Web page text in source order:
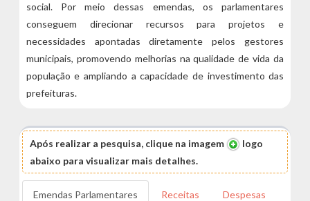
social. Por meio dessas emendas, os parlamentares
conseguem direcionar recursos para projetos e
necessidades apontadas diretamente pelos gestores
municipais, promovendo melhorias na qualidade de vida da
população e ampliando a capacidade de investimento das
prefeituras.
Após realizar a pesquisa, clique na imagem
logo
abaixo para visualizar mais detalhes.
Emendas Parlamentares Receitas Despesas